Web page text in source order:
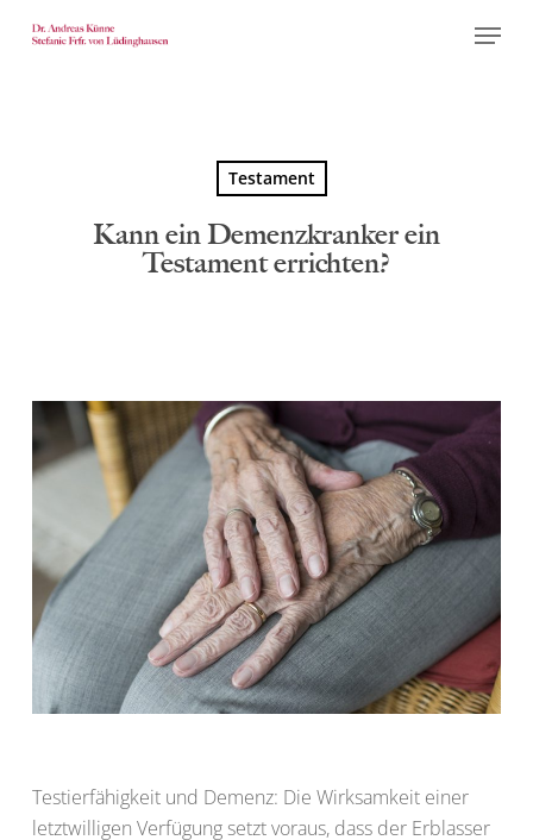
Menu
Testament
Kann ein Demenzkranker ein
Testament errichten?
Testierfähigkeit und Demenz: Die Wirksamkeit einer
letztwilligen Verfügung setzt voraus, dass der Erblasser